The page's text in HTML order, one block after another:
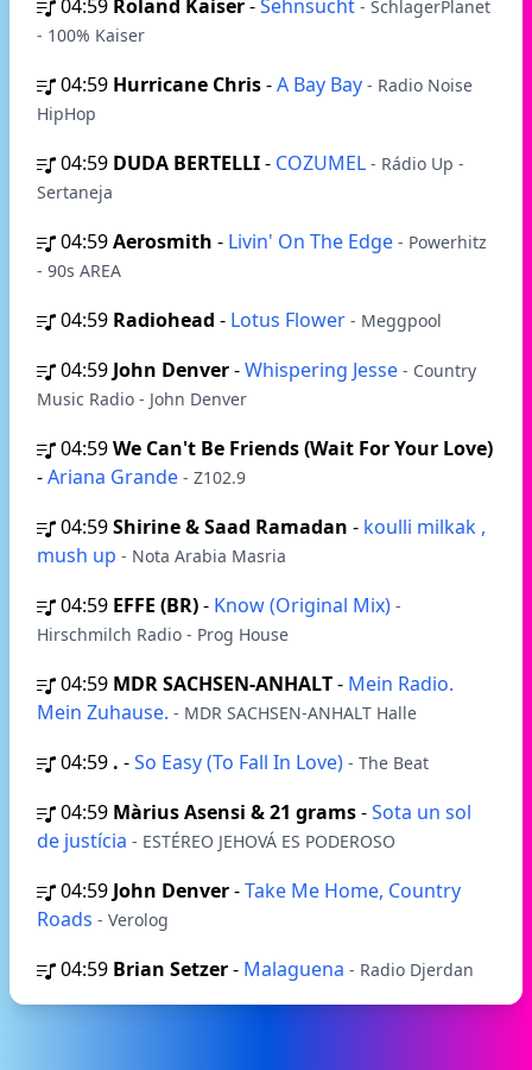
04:59 Roland Kaiser-Sehnsucht - SchlagerPlanet
- 100% Kaiser
04:59 Hurricane Chris-A Bay Bay - Radio Noise
HipHop
04:59 DUDA BERTELLI- COZUMEL - Rádio Up -
Sertaneja
04:59Aerosmith - Livin' On The Edge - Powerhitz
- 90s AREA
04:59 Radiohead - Lotus Flower - Meggpool
04:59 John Denver-Whispering Jesse - Country
Music Radio - John Denver
04:59We Can't Be Friends (Wait For Your Love)
-Ariana Grande - Z102.9
04:59Shirine & Saad Ramadan - koulli milkak ,
mush up - Nota Arabia Masria
04:59 EFFE (BR)- Know (Original Mix) -
Hirschmilch Radio - Prog House
04:59 MDR SACHSEN-ANHALT- Mein Radio.
Mein Zuhause. - MDR SACHSEN-ANHALT Halle
04:59 . -So Easy (To Fall In Love) - The Beat
04:59 Màrius Asensi & 21 grams-Sota un sol
de justícia - ESTÉREO JEHOVÁ ES PODEROSO
04:59 John Denver-Take Me Home, Country
Roads - Verolog
04:59 Brian Setzer- Malaguena - Radio Djerdan